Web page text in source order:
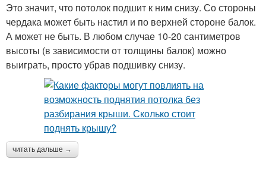
Это значит, что потолок подшит к ним снизу. Со стороны
чердака может быть настил и по верхней стороне балок.
А может не быть. В любом случае 10-20 сантиметров
высоты (в зависимости от толщины балок) можно
выиграть, просто убрав подшивку снизу.
читать дальше →